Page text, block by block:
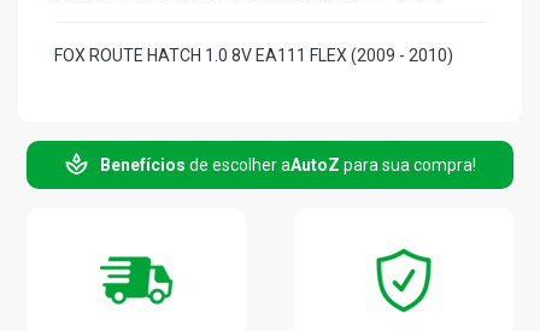
FOX ROUTE HATCH 1.0 8V EA111 FLEX (2009 - 2010)
(2009 - 2010)
FOX PLUS HATCH 1.6 8V EA113 FLEX (2009 - 2010)
Benefícios de escolher aAutoZ para sua compra!